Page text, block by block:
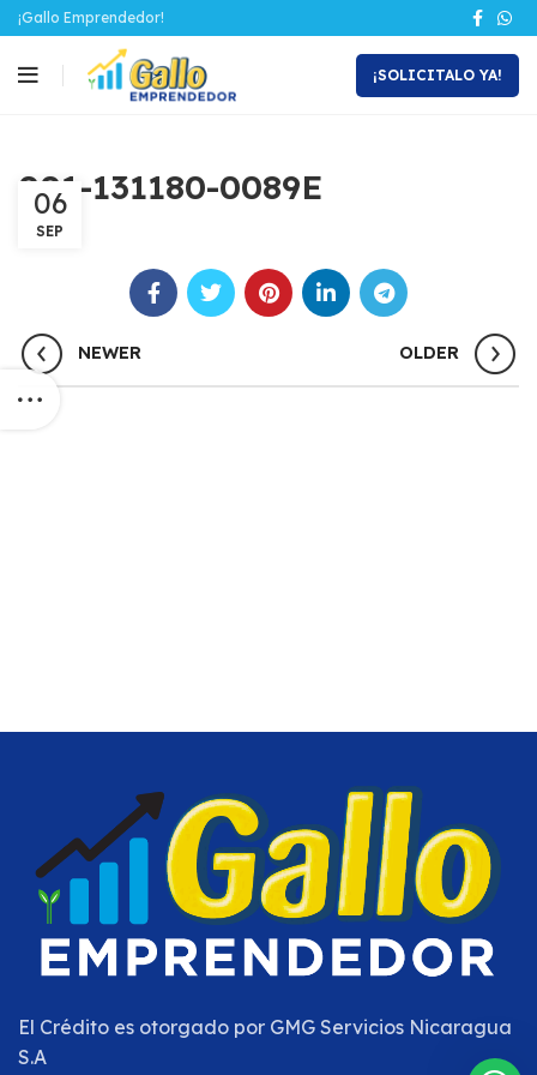
¡Gallo Emprendedor!
¡SOLICITALO YA!
001-131180-0089E
06
SEP
NEWER OLDER
El Crédito es otorgado por GMG Servicios Nicaragua
S.A